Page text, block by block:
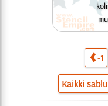
-1
Kaikki